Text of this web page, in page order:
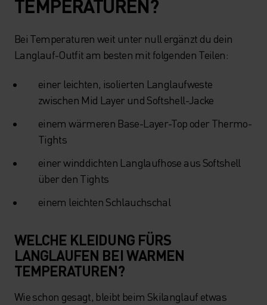
TEMPERATUREN?
Bei Temperaturen weit unter null ergänzt du dein
Langlauf-Outfit am besten mit folgenden Teilen:
einer leichten, isolierten Langlaufweste
zwischen Mid Layer und Softshell-Jacke
einem wärmeren Base-Layer-Top oder Thermo-
Tights
einer winddichten Langlaufhose aus Softshell
über den Tights
einem leichten Schlauchschal
WELCHE KLEIDUNG FÜRS
LANGLAUFEN BEI WARMEN
TEMPERATUREN?
Wie schon gesagt, bleibt beim Skilanglauf etwas